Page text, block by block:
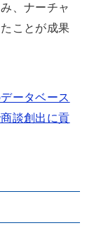
、ナーチャ
ことが成果
ータベース
談創出に貢